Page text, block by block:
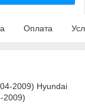
Оплата
2009) Hyundai
2009)